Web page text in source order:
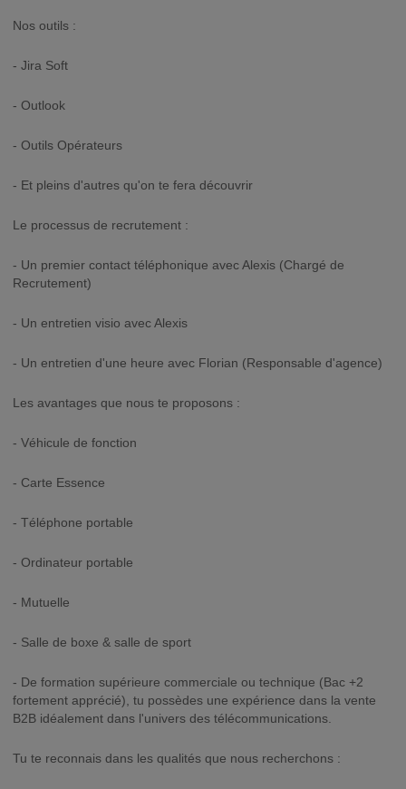
Nos outils :
- Jira Soft
- Outlook
- Outils Opérateurs
- Et pleins d'autres qu'on te fera découvrir
Le processus de recrutement :
- Un premier contact téléphonique avec Alexis (Chargé de
Recrutement)
- Un entretien visio avec Alexis
- Un entretien d'une heure avec Florian (Responsable d'agence)
Les avantages que nous te proposons :
- Véhicule de fonction
- Carte Essence
- Téléphone portable
- Ordinateur portable
- Mutuelle
- Salle de boxe & salle de sport
- De formation supérieure commerciale ou technique (Bac +2
fortement apprécié), tu possèdes une expérience dans la vente
B2B idéalement dans l'univers des télécommunications.
Tu te reconnais dans les qualités que nous recherchons :